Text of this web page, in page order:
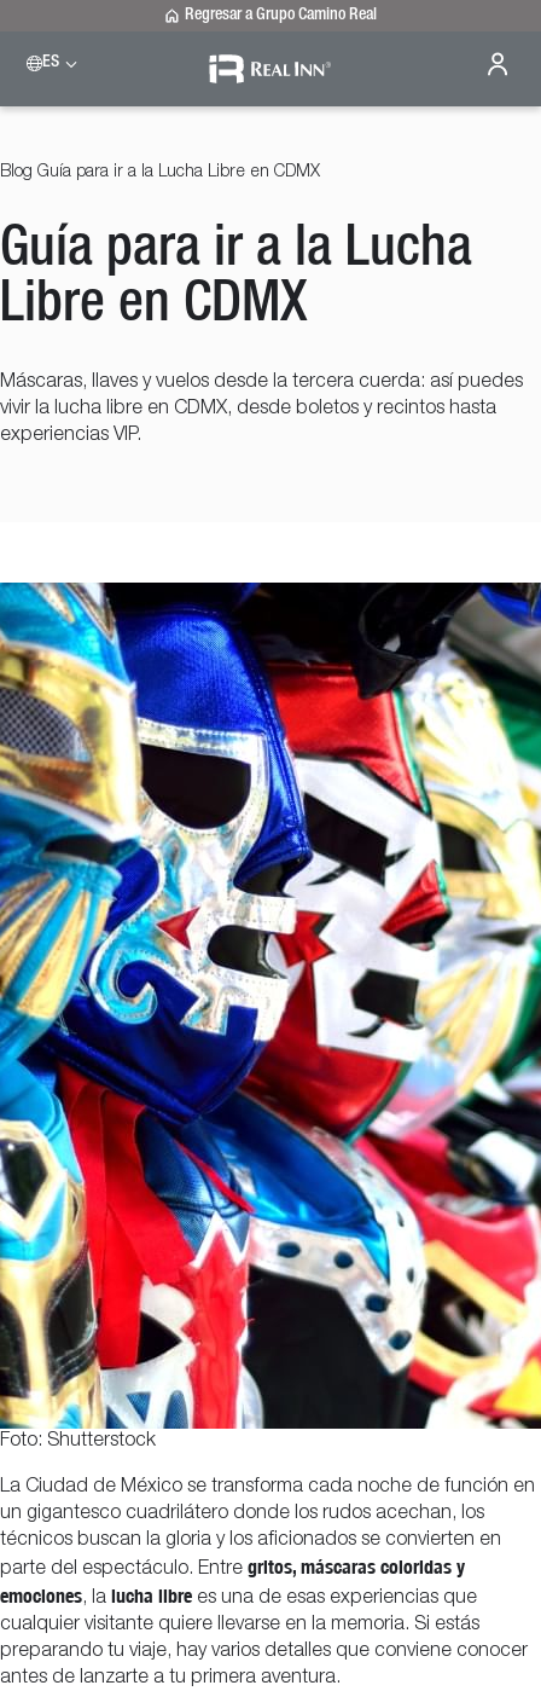
Regresar a Grupo Camino Real
ES Please select a destination
Estado de México
Nuevo Laredo
Real Inn Nuevo Laredo
San Luis Potosí
Real Inn San Luis Potosí
Torreón
Blog Guía para ir a la Lucha Libre en CDMX
Guía para ir a la Lucha
Libre en CDMX
Máscaras, llaves y vuelos desde la tercera cuerda: así puedes
vivir la lucha libre en CDMX, desde boletos y recintos hasta
experiencias VIP.
Foto: Shutterstock
La Ciudad de México se transforma cada noche de función en
un gigantesco cuadrilátero donde los rudos acechan, los
técnicos buscan la gloria y los aficionados se convierten en
parte del espectáculo. Entre gritos, máscaras coloridas y
emociones, la lucha libre es una de esas experiencias que
cualquier visitante quiere llevarse en la memoria. Si estás
preparando tu viaje, hay varios detalles que conviene conocer
antes de lanzarte a tu primera aventura.